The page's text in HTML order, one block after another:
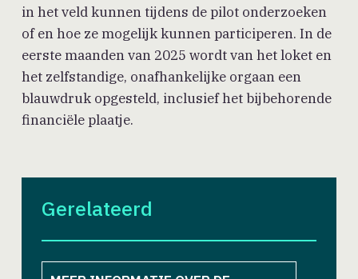
in het veld kunnen tijdens de pilot onderzoeken
of en hoe ze mogelijk kunnen participeren. In de
eerste maanden van 2025 wordt van het loket en
het zelfstandige, onafhankelijke orgaan een
blauwdruk opgesteld, inclusief het bijbehorende
financiële plaatje.
Gerelateerd